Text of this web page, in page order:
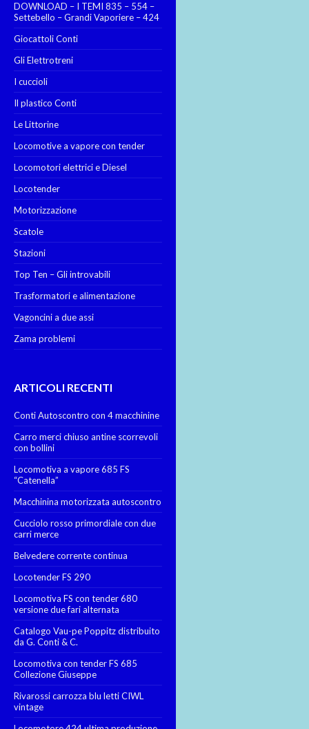
DOWNLOAD – I TEMI 835 – 554 –
Settebello – Grandi Vaporiere – 424
Giocattoli Conti
Gli Elettrotreni
I cuccioli
Il plastico Conti
Le Littorine
Locomotive a vapore con tender
Locomotori elettrici e Diesel
Locotender
Motorizzazione
Scatole
Stazioni
Top Ten – Gli introvabili
Trasformatori e alimentazione
Vagoncini a due assi
Zama problemi
ARTICOLI RECENTI
Conti Autoscontro con 4 macchinine
Carro merci chiuso antine scorrevoli
con bollini
Locomotiva a vapore 685 FS
“Catenella”
Macchinina motorizzata autoscontro
Cucciolo rosso primordiale con due
carri merce
Belvedere corrente continua
Locotender FS 290
Locomotiva FS con tender 680
versione due fari alternata
Catalogo Vau-pe Poppitz distribuito
da G. Conti & C.
Locomotiva con tender FS 685
Collezione Giuseppe
Rivarossi carrozza blu letti CIWL
vintage